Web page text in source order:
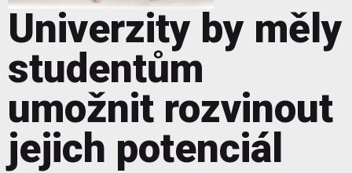
Univerzity by měly
studentům
umožnit rozvinout
jejich potenciál